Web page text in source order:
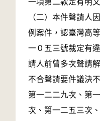
一項第二款定有明文
（二）本件聲請人
例案件，認臺灣高
一０五三號裁定有
請人前曾多次聲請
不合聲請要件議決
第一二二九次、第
次、第一二五三次